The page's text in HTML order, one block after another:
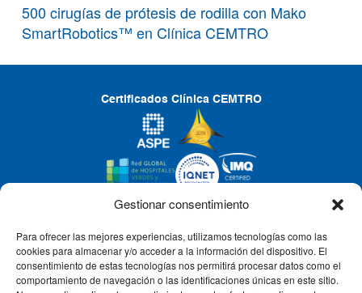
Gestionar consentimiento
Para ofrecer las mejores experiencias, utilizamos tecnologías como las
cookies para almacenar y/o acceder a la información del dispositivo. El
consentimiento de estas tecnologías nos permitirá procesar datos como el
comportamiento de navegación o las identificaciones únicas en este sitio.
500 cirugías de prótesis de rodilla con Mako
SmartRobotics™ en Clínica CEMTRO
Certificados Clínica CEMTRO
CLÍNICA CEMTRO